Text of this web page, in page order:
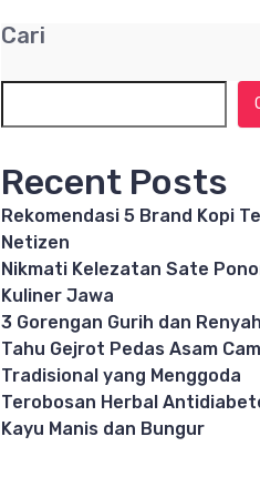
Cari
Recent Posts
Rekomendasi 5 Brand Kopi
Netizen
Nikmati Kelezatan Sate
Kuliner Jawa
3 Gorengan Gurih dan
Tahu Gejrot Pedas Asam
Tradisional yang Menggoda
Terobosan Herbal
Kayu Manis dan Bungur